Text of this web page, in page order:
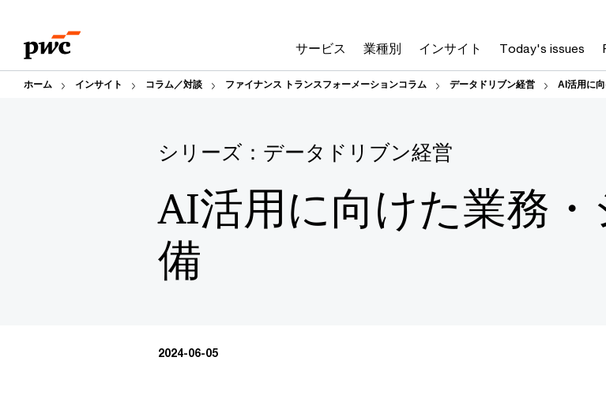
content
footer
サービス 業種別 インサイト Today's issues
ホーム インサイト コラム／対談 ファイナンス トランスフォーメーションコラム データドリブン経営 AI活用に
シリーズ：データドリブン経営
AI活用に向けた業務
備
2024-06-05